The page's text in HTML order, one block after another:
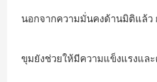
นอกจากความมั่นคงด้านมิติแล้ว
ขุมยังช่วยให้มีความแข็งแรงแล